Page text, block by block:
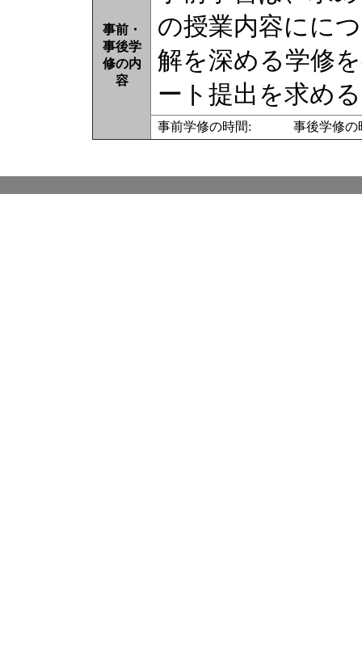
事前・
事後学
修の内
容
の授業内容にに
解を深める学修
ート提出を求め
事前学修の時間: 事後学修の